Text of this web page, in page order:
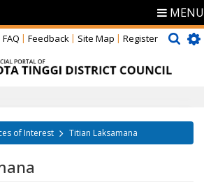
MENU
FAQ Feedback Site Map Register
of Interest Titian Laksamana